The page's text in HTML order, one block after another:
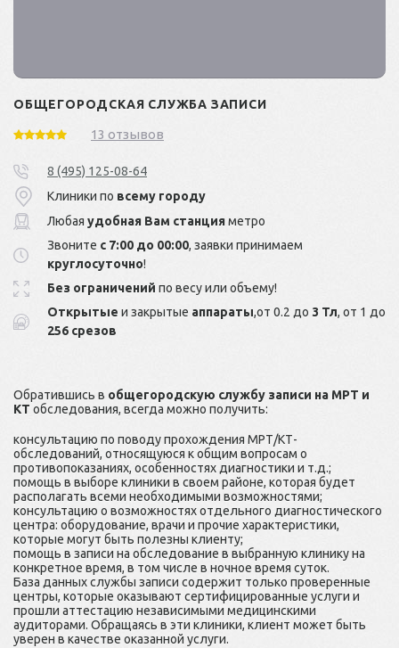
ОБЩЕГОРОДСКАЯ СЛУЖБА ЗАПИСИ
13 отзывов
8 (495) 125-08-64
Клиники по всему городу
Любая удобная Вам станцияметро
Звоните с 7:00 до 00:00, заявки принимаем
круглосуточно!
Без ограничений по весу или объему!
Открытые и закрытые аппараты,от 0.2 до 3 Тл, от 1 до
256 срезов
Обратившись в общегородскую службу записи на МРТ и
КТ обследования, всегда можно получить:
консультацию по поводу прохождения МРТ/КТ-
обследований, относящуюся к общим вопросам о
противопоказаниях, особенностях диагностики и т.д.;
помощь в выборе клиники в своем районе, которая будет
располагать всеми необходимыми возможностями;
консультацию о возможностях отдельного диагностического
центра: оборудование, врачи и прочие характеристики,
которые могут быть полезны клиенту;
помощь в записи на обследование в выбранную клинику на
конкретное время, в том числе в ночное время суток.
База данных службы записи содержит только проверенные
центры, которые оказывают сертифицированные услуги и
прошли аттестацию независимыми медицинскими
аудиторами. Обращаясь в эти клиники, клиент может быть
уверен в качестве оказанной услуги.